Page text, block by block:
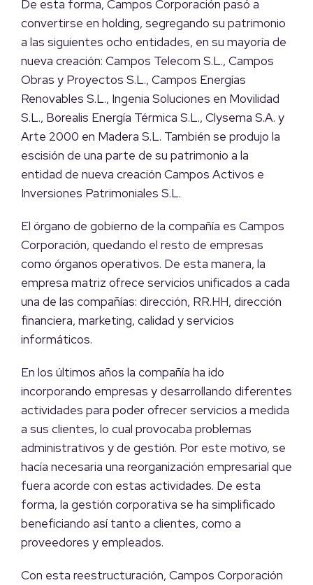
De esta forma, Campos Corporación pasó a
convertirse en holding, segregando su patrimonio
a las siguientes ocho entidades, en su mayoría de
nueva creación: Campos Telecom S.L., Campos
Obras y Proyectos S.L., Campos Energías
Renovables S.L., Ingenia Soluciones en Movilidad
S.L., Borealis Energía Térmica S.L., Clysema S.A. y
Arte 2000 en Madera S.L. También se produjo la
escisión de una parte de su patrimonio a la
entidad de nueva creación Campos Activos e
Inversiones Patrimoniales S.L.
El órgano de gobierno de la compañía es Campos
Corporación, quedando el resto de empresas
como órganos operativos. De esta manera, la
empresa matriz ofrece servicios unificados a cada
una de las compañías: dirección, RR.HH, dirección
financiera, marketing, calidad y servicios
informáticos.
En los últimos años la compañía ha ido
incorporando empresas y desarrollando diferentes
actividades para poder ofrecer servicios a medida
a sus clientes, lo cual provocaba problemas
administrativos y de gestión. Por este motivo, se
hacía necesaria una reorganización empresarial que
fuera acorde con estas actividades. De esta
forma, la gestión corporativa se ha simplificado
beneficiando así tanto a clientes, como a
proveedores y empleados.
Con esta reestructuración, Campos Corporación